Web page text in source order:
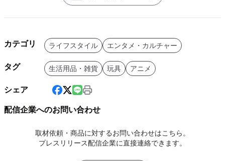
カテゴリ ライフスタイル エンタメ・カルチャー
タグ 生活用品・雑貨 玩具 アニメ
シェア
配信企業へのお問い合わせ
取材依頼・商品に対するお問い合わせはこちら。
プレスリリース配信企業に直接連絡できます。